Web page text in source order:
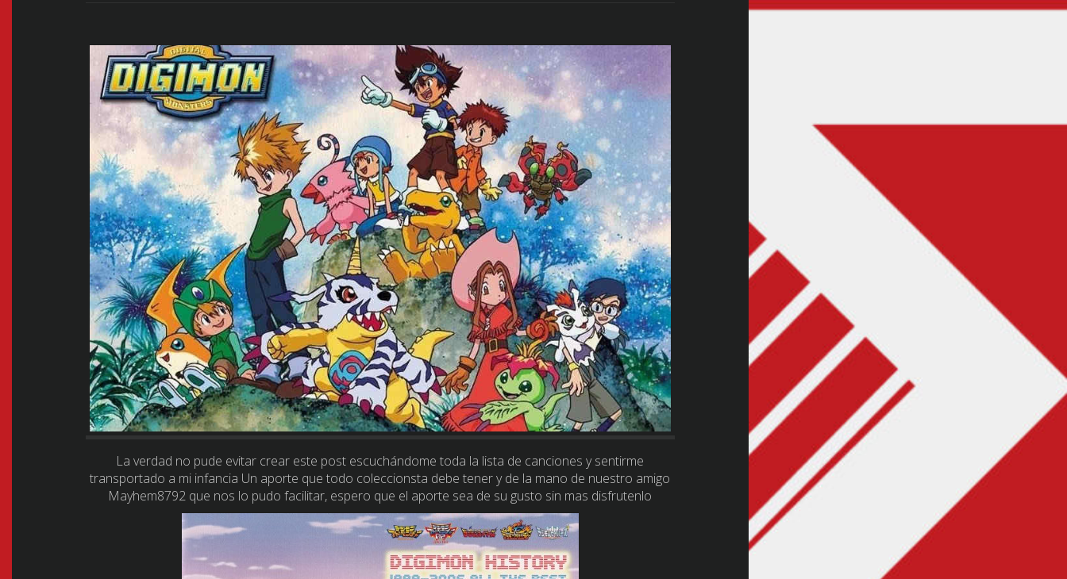
La verdad no pude evitar crear este post escuchándome toda la lista de canciones y sentirme
transportado a mi infancia Un aporte que todo coleccionsta debe tener y de la mano de nuestro amigo
Mayhem8792 que nos lo pudo facilitar, espero que el aporte sea de su gusto sin mas disfrutenlo